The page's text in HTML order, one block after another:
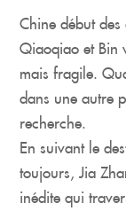
Chine début
Qiaoqiao et Bin
mais fragile.
dans une autre
recherche.
En suivant le
toujours, Jia
inédite qui